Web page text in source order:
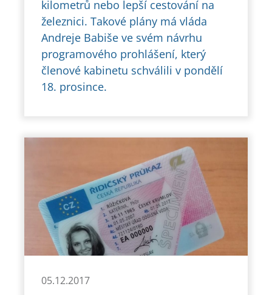
kilometrů nebo lepší cestování na
železnici. Takové plány má vláda
Andreje Babiše ve svém návrhu
programového prohlášení, který
členové kabinetu schválili v pondělí
18. prosince.
05.12.2017